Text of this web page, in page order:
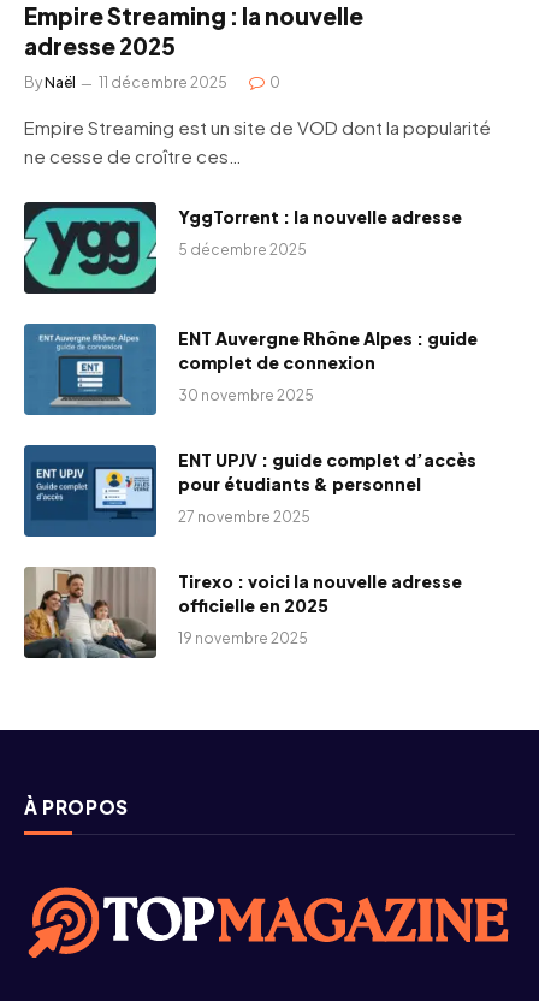
Empire Streaming : la nouvelle
adresse 2025
ByNaël 11 décembre 2025 0
Empire Streaming est un site de VOD dont la popularité
ne cesse de croître ces…
YggTorrent : la nouvelle adresse
5 décembre 2025
ENT Auvergne Rhône Alpes : guide
complet de connexion
30 novembre 2025
ENT UPJV : guide complet d’accès
pour étudiants & personnel
27 novembre 2025
Tirexo : voici la nouvelle adresse
officielle en 2025
19 novembre 2025
À PROPOS